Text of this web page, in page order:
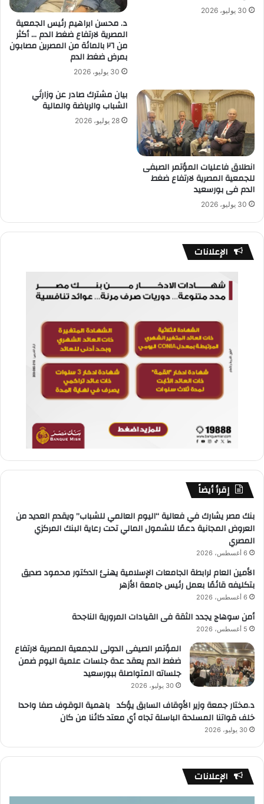
30 يوليو، 2026
د. محسن ابراهيم رئيس الجمعية
المصرية لارتفاع ضغط الدم … أكثر
من ٢٦ بالمائة من المصرين مصابون
بمرض ضغط الدم
30 يوليو، 2026
انطلاق فاعليات المؤتمر الصبفى
للجمعية المصرية لارتفاع ضغط
الدم فى بورسعيد
30 يوليو، 2026
بيان مشترك صادر عن وزارتَي
الشباب والرياضة والمالية
28 يوليو، 2026
الإعلانات
إقرأ أيضاً
بنك مصر يشارك في فعالية “اليوم العالمي للشباب” ويقدم العديد من
العروض المجانية دعمًا للشمول المالي تحت رعاية البنك المركزي
المصري
6 أغسطس، 2026
الأمين العام لرابطة الجامعات الإسلامية يهنئ الدكتور محمود صديق
بتكليفه قائمًا بعمل رئيس جامعة الأزهر
6 أغسطس، 2026
أمن سوهاج يجدد الثقة فى القيادات المرورية الناجحة
5 أغسطس، 2026
المؤتمر الصيفى الدولى للجمعية المصرية لارتفاع
ضغط الدم يعقد عدة جلسات علمية اليوم ضمن
جلساته المتواصلة ببورسعيد
30 يوليو، 2026
د.مختار جمعة وزير الأوقاف السابق يؤكد باهمية الوقوف صفا واحدا
خلف قواتنا المسلحة الباسلة تجاه أي معتد كائنا من كان
30 يوليو، 2026
الإعلانات